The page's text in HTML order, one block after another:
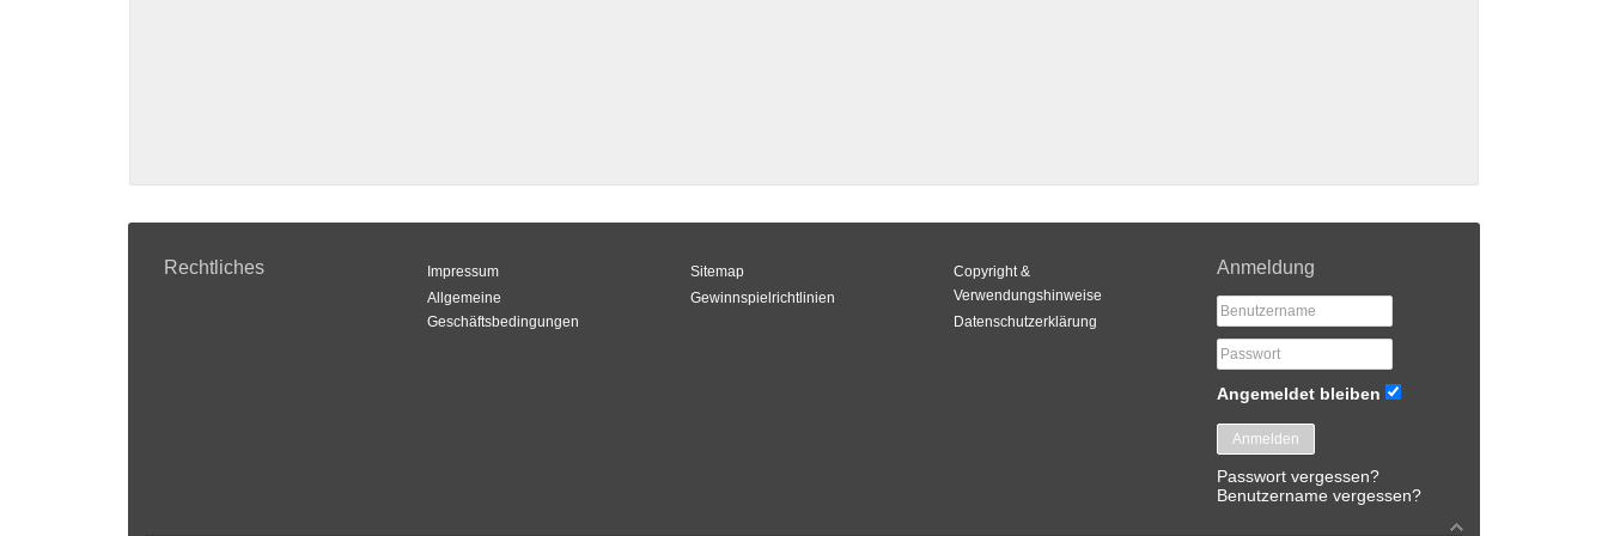
Rechtliches
Impressum
Allgemeine
Geschäftsbedingungen
Sitemap
Gewinnspielrichtlinien
Copyright &
Verwendungshinweise
Datenschutzerklärung
Anmeldung
Angemeldet bleiben
Anmelden
Passwort vergessen?
Benutzername vergessen?